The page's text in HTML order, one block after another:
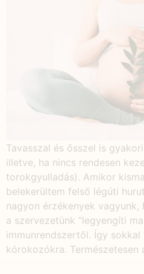
Tavasszal és ősszel is
illetve, ha nincs rendesen
torokgyulladás). Amikor
belekerültem felső légúti
nagyon érzékenyek
a szervezetünk ”legyengíti
immunrendszertől. Így
kórokozókra.